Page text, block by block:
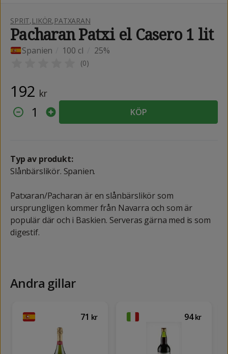
SPRIT,LIKÖR,PATXARAN
Pacharan Patxi el Casero 1 lit
Spanien 100 cl 25%
(0)
192 kr
1 KÖP
Typ av produkt:
Slånbärslikör. Spanien.
Patxaran/Pacharan är en slånbärslikör som
ursprungligen kommer från Navarra och som är
populär där och i Baskien. Serveras gärna med is som
digestif.
Andra gillar
71 kr 94kr